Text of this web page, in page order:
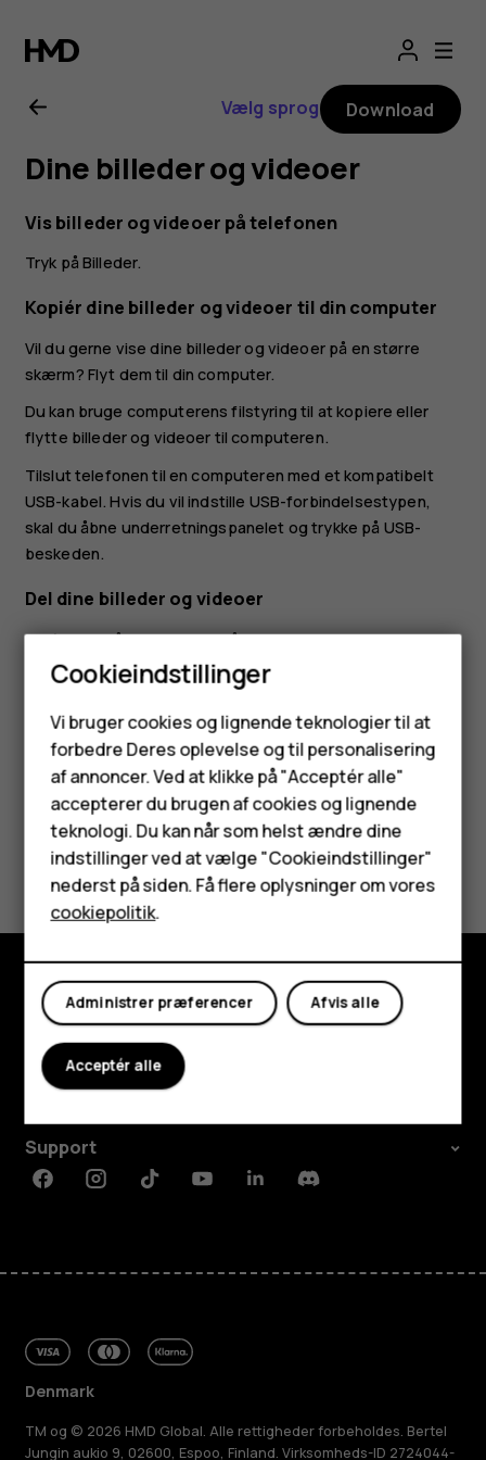
Brugervejledning
til
Nokia
G21
Smartphones
Feature-telefoner
Tilbehør
HMD Terra M
Tablets
Min konto
Vælg sprog Download
Dine billeder og videoer
Vis billeder og videoer på telefonen
Tryk påBilleder.
Kopiér dine billeder og videoer til din computer
Vil du gerne vise dine billeder og videoer på en større
skærm? Flyt dem til din computer.
Du kan bruge computerens filstyring til at kopiere eller
flytte billeder og videoer til computeren.
Tilslut telefonen til en computeren med et kompatibelt
USB-kabel. Hvis du vil indstille USB-forbindelsestypen,
skal du åbne underretningspanelet og trykke på USB-
beskeden.
Del dine billeder og videoer
Tryk påBilleder, tryk på det billede, du vil dele, og
tryk påshare.
Synes du, dette var nyttigt?
Ja Nej
Udforsk
Om
Support
FacebookInstagramTiktokYoutubeLinkedinDiscord
Denmark
TM og © 2026 HMD Global. Alle rettigheder forbeholdes. Bertel
Jungin aukio 9, 02600, Espoo, Finland. Virksomheds-ID 2724044-
Cookieindstillinger
Vi bruger cookies og lignende teknologier til at
forbedre Deres oplevelse og til personalisering
af annoncer. Ved at klikke på "Acceptér alle"
accepterer du brugen af cookies og lignende
teknologi. Du kan når som helst ændre dine
indstillinger ved at vælge "Cookieindstillinger"
nederst på siden. Få flere oplysninger om vores
cookiepolitik.
Afvis alle
Administrer præferencer
Acceptér alle